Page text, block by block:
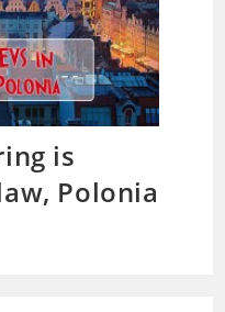
is
Polonia